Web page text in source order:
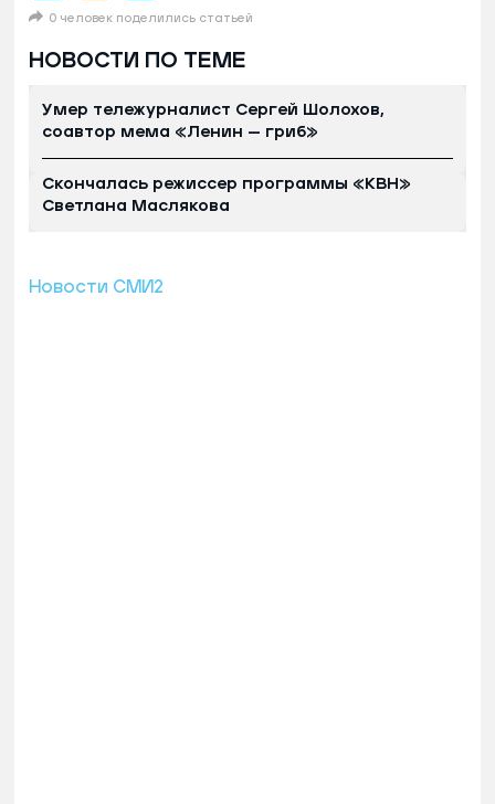
0 человек поделились статьей
НОВОСТИ ПО ТЕМЕ
Умер тележурналист Сергей Шолохов,
соавтор мема «Ленин — гриб»
Скончалась режиссер программы «КВН»
Светлана Маслякова
Новости СМИ2